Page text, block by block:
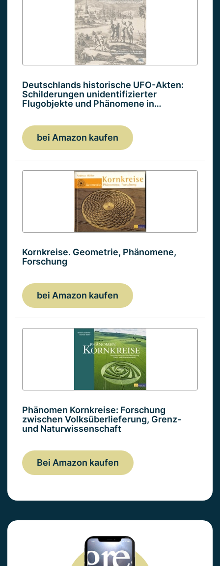
Deutschlands historische UFO-Akten:
Schilderungen unidentifizierter
Flugobjekte und Phänomene in…
bei Amazon kaufen
Kornkreise. Geometrie, Phänomene,
Forschung
bei Amazon kaufen
Phänomen Kornkreise: Forschung
zwischen Volksüberlieferung, Grenz-
und Naturwissenschaft
Bei Amazon kaufen